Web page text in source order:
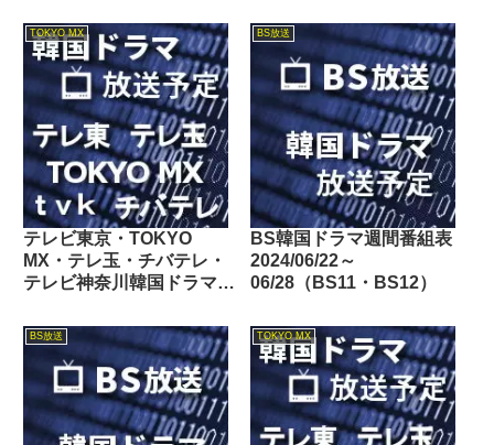
TOKYO MX
テレビ東京・TOKYO
MX・テレ玉・チバテレ・
テレビ神奈川韓国ドラマ週
01/17
BS放送
BS韓国ドラマ週間番組表
2024/06/22～
06/28（BS11・BS12）
BS放送 TOKYO MX